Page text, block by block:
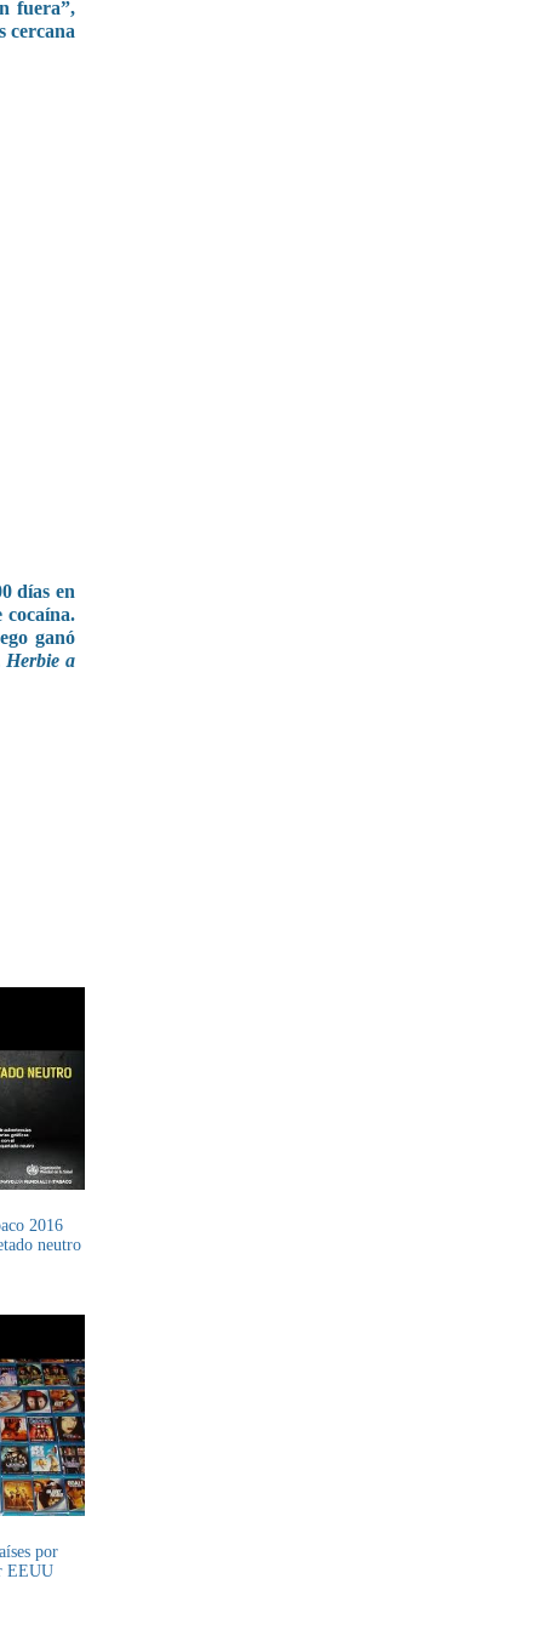
fuera”,
cercana
días en
cocaína.
ganó
Herbie a
2016
neutro
por
EEUU